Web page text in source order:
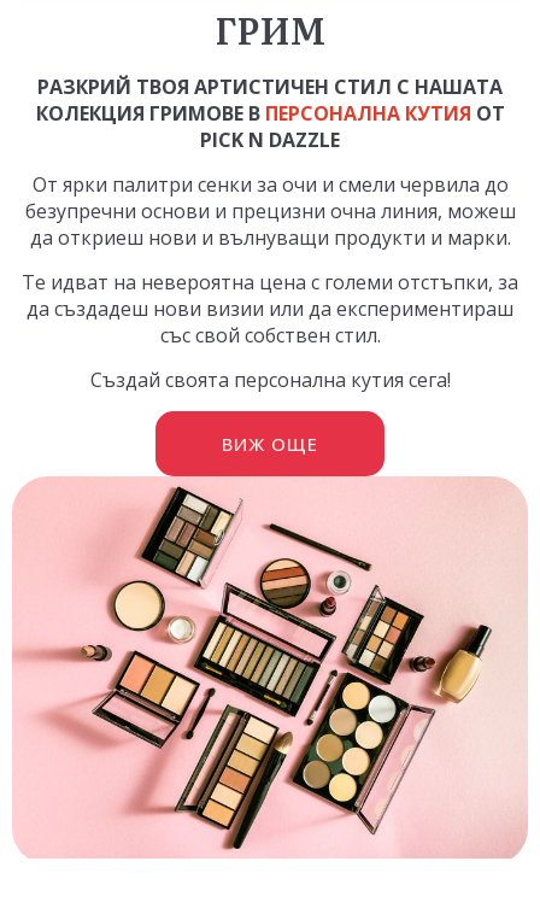
ГРИМ
РАЗКРИЙ ТВОЯ АРТИСТИЧЕН СТИЛ С НАШАТА
КОЛЕКЦИЯ ГРИМОВЕ В ПЕРСОНАЛНА КУТИЯ ОТ
PICK N DAZZLE
От ярки палитри сенки за очи и смели червила до
безупречни основи и прецизни очна линия, можеш
да откриеш нови и вълнуващи продукти и марки.
Те идват на невероятна цена с големи отстъпки, за
да създадеш нови визии или да експериментираш
със свой собствен стил.
Създай своята персонална кутия сега!
ВИЖ ОЩЕ